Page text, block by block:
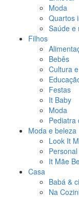
Moda
Quartos
Saúde e
Filhos
Bebês
Cultura
Festas
It Baby
Moda
Pediatra
Moda e beleza
Look It
It Mãe
Casa
Babá &
Na